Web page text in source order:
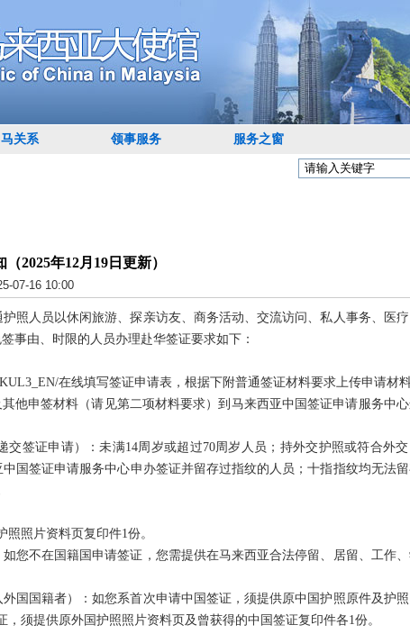
关系 领事服务 服务之窗
2025年12月19日更新）
07-16 10:00
照人员以休闲旅游、探亲访友、商务活动、交流访问、私人事务、医疗
事由、时限的人员办理赴华签证要求如下：
在线填写签证申请表，根据下附普通签证材料要求上传申请材料
他申签材料（请见第二项材料要求）到马来西亚中国签证申请服务中
签证申请）：未满14周岁或超过70周岁人员；持外交护照或符合外
国签证申请服务中心申办签证并留存过指纹的人员；十指指纹均无法留
照片资料页复印件1份。
您不在国籍国申请签证，您需提供在马来西亚合法停留、居留、工作、
国国籍者）：如您系首次申请中国签证，须提供原中国护照原件及护
须提供原外国护照照片资料页及曾获得的中国签证复印件各1份。